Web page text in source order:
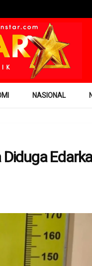
NASIONAL
Diduga